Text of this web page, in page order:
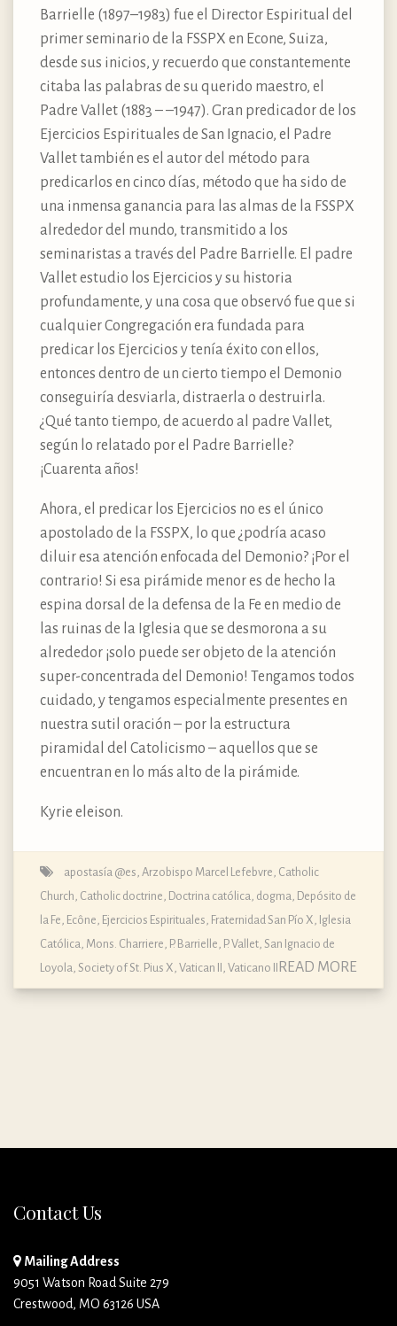
Barrielle (1897–1983) fue el Director Espiritual del
primer seminario de la FSSPX en Econe, Suiza,
desde sus inicios, y recuerdo que constantemente
citaba las palabras de su querido maestro, el
Padre Vallet (1883 – –1947). Gran predicador de los
Ejercicios Espirituales de San Ignacio, el Padre
Vallet también es el autor del método para
predicarlos en cinco días, método que ha sido de
una inmensa ganancia para las almas de la FSSPX
alrededor del mundo, transmitido a los
seminaristas a través del Padre Barrielle. El padre
Vallet estudio los Ejercicios y su historia
profundamente, y una cosa que observó fue que si
cualquier Congregación era fundada para
predicar los Ejercicios y tenía éxito con ellos,
entonces dentro de un cierto tiempo el Demonio
conseguiría desviarla, distraerla o destruirla.
¿Qué tanto tiempo, de acuerdo al padre Vallet,
según lo relatado por el Padre Barrielle?
¡Cuarenta años!
Ahora, el predicar los Ejercicios no es el único
apostolado de la FSSPX, lo que ¿podría acaso
diluir esa atención enfocada del Demonio? ¡Por el
contrario! Si esa pirámide menor es de hecho la
espina dorsal de la defensa de la Fe en medio de
las ruinas de la Iglesia que se desmorona a su
alrededor ¡solo puede ser objeto de la atención
super-concentrada del Demonio! Tengamos todos
cuidado, y tengamos especialmente presentes en
nuestra sutil oración – por la estructura
piramidal del Catolicismo – aquellos que se
encuentran en lo más alto de la pirámide.
Kyrie eleison.
apostasía @es Arzobispo Marcel Lefebvre Catholic
Church Catholic doctrine Doctrina católica, dogma, Depósito de
la Fe Ecône Ejercicios Espirituales Fraternidad San Pío X Iglesia
Católica Mons. Charriere P. Barrielle P. Vallet San Ignacio de
Loyola Society of St. Pius X Vatican II Vaticano II READ MORE
Contact Us
Mailing Address
9051 Watson Road Suite 279
Crestwood, MO 63126 USA